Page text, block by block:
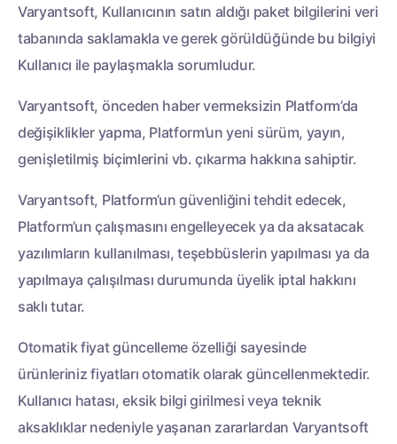
Varyantsoft, Kullanıcının satın aldığı paket bilgilerini veri
tabanında saklamakla ve gerek görüldüğünde bu bilgiyi
Kullanıcı ile paylaşmakla sorumludur.
Varyantsoft, önceden haber vermeksizin Platform’da
değişiklikler yapma, Platform’un yeni sürüm, yayın,
genişletilmiş biçimlerini vb. çıkarma hakkına sahiptir.
Varyantsoft, Platform’un güvenliğini tehdit edecek,
Platform’un çalışmasını engelleyecek ya da aksatacak
yazılımların kullanılması, teşebbüslerin yapılması ya da
yapılmaya çalışılması durumunda üyelik iptal hakkını
saklı tutar.
Otomatik fiyat güncelleme özelliği sayesinde
ürünleriniz fiyatları otomatik olarak güncellenmektedir.
Kullanıcı hatası, eksik bilgi girilmesi veya teknik
aksaklıklar nedeniyle yaşanan zararlardan Varyantsoft